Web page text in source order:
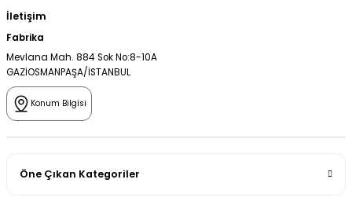
İletişim
Fabrika
Mevlana Mah. 884 Sok No:8-10A
GAZİOSMANPAŞA/İSTANBUL
Konum Bilgisi
Öne Çıkan Kategoriler